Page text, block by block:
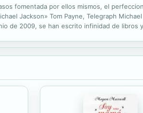
fomentada por ellos mismos, el
Jackson» Tom Payne, Telegraph
de 2009, se han escrito infinidad de libros